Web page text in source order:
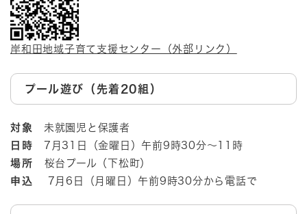
岸和田地域子育て支援センター（外部リンク）
​プール遊び（先着20組）
対象
未就園児と保護者​​
日時 7月31日（金曜日）午前9時30分～11時
場所 桜台プール（下松町）
申込 7月6日（月曜日）午前9時30分から電話で​